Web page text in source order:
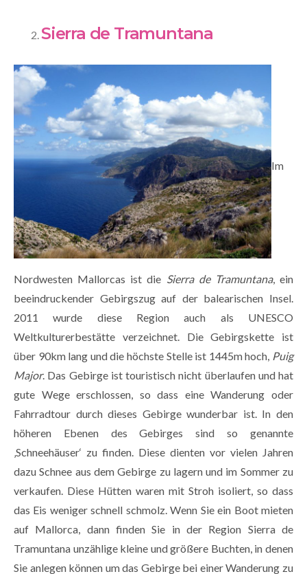
Sierra de Tramuntana
Im
Nordwesten Mallorcas ist die Sierra de Tramuntana, ein
beeindruckender Gebirgszug auf der balearischen Insel.
2011 wurde diese Region auch als UNESCO
Weltkulturerbestätte verzeichnet. Die Gebirgskette ist
über 90km lang und die höchste Stelle ist 1445m hoch, Puig
Major. Das Gebirge ist touristisch nicht überlaufen und hat
gute Wege erschlossen, so dass eine Wanderung oder
Fahrradtour durch dieses Gebirge wunderbar ist. In den
höheren Ebenen des Gebirges sind so genannte
‚Schneehäuser‘ zu finden. Diese dienten vor vielen Jahren
dazu Schnee aus dem Gebirge zu lagern und im Sommer zu
verkaufen. Diese Hütten waren mit Stroh isoliert, so dass
das Eis weniger schnell schmolz. Wenn Sie ein Boot mieten
auf Mallorca, dann finden Sie in der Region Sierra de
Tramuntana unzählige kleine und größere Buchten, in denen
Sie anlegen können um das Gebirge bei einer Wanderung zu